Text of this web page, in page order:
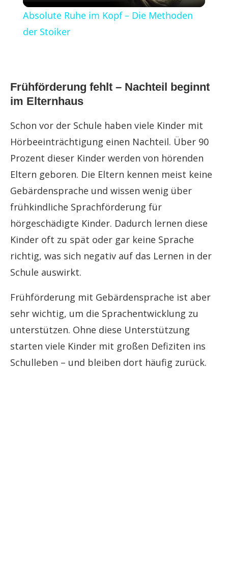
Absolute Ruhe im Kopf – Die Methoden
der Stoiker
Frühförderung fehlt – Nachteil beginnt
im Elternhaus
Schon vor der Schule haben viele Kinder mit
Hörbeeinträchtigung einen Nachteil. Über 90
Prozent dieser Kinder werden von hörenden
Eltern geboren. Die Eltern kennen meist keine
Gebärdensprache und wissen wenig über
frühkindliche Sprachförderung für
hörgeschädigte Kinder. Dadurch lernen diese
Kinder oft zu spät oder gar keine Sprache
richtig, was sich negativ auf das Lernen in der
Schule auswirkt.
Frühförderung mit Gebärdensprache ist aber
sehr wichtig, um die Sprachentwicklung zu
unterstützen. Ohne diese Unterstützung
starten viele Kinder mit großen Defiziten ins
Schulleben – und bleiben dort häufig zurück.